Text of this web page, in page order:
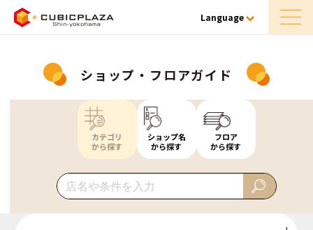
Language
ショップ・フロアガイド
カテゴリ
から探す
ショップ名
から探す
フロア
から探す